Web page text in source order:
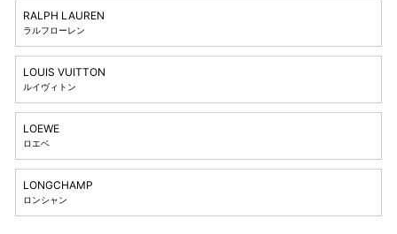
RALPH LAUREN
ラルフローレン
LOUIS VUITTON
ルイヴィトン
LOEWE
ロエベ
LONGCHAMP
ロンシャン